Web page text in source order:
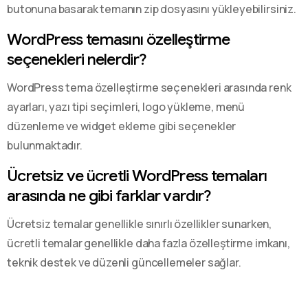
butonuna basarak temanın zip dosyasını yükleyebilirsiniz.
WordPress temasını özelleştirme
seçenekleri nelerdir?
WordPress tema özelleştirme seçenekleri arasında renk
ayarları, yazı tipi seçimleri, logo yükleme, menü
düzenleme ve widget ekleme gibi seçenekler
bulunmaktadır.
Ücretsiz ve ücretli WordPress temaları
arasında ne gibi farklar vardır?
Ücretsiz temalar genellikle sınırlı özellikler sunarken,
ücretli temalar genellikle daha fazla özelleştirme imkanı,
teknik destek ve düzenli güncellemeler sağlar.